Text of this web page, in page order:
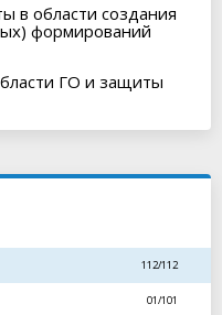
в области создания
формирований
ГО и защиты
112/112
01/101